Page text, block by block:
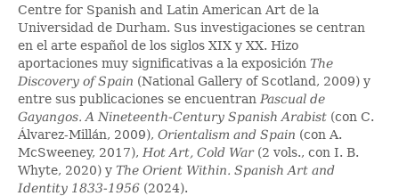
Centre for Spanish and Latin American Art de la
Universidad de Durham. Sus investigaciones se centran
en el arte español de los siglos XIX y XX. Hizo
aportaciones muy significativas a la exposición The
Discovery of Spain (National Gallery of Scotland, 2009) y
entre sus publicaciones se encuentran Pascual de
Gayangos. A Nineteenth-Century Spanish Arabist (con C.
Álvarez-Millán, 2009), Orientalism and Spain (con A.
McSweeney, 2017), Hot Art, Cold War (2 vols., con I. B.
Whyte, 2020) y The Orient Within. Spanish Art and
Identity 1833-1956 (2024).